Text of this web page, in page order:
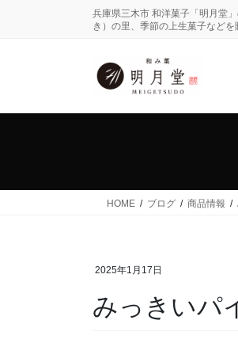
兵庫県三木市 和洋菓子「明月堂
き）の里、季節の上生菓子など
HOME ブログ 商品情報
2025年1月17日
みっきいパ